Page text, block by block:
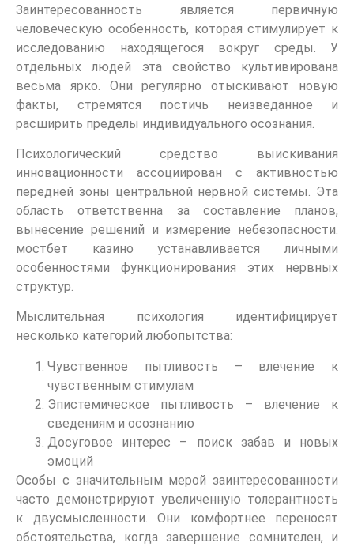
Заинтересованность является первичную
человеческую особенность, которая стимулирует к
исследованию находящегося вокруг среды. У
отдельных людей эта свойство культивирована
весьма ярко. Они регулярно отыскивают новую
факты, стремятся постичь неизведанное и
расширить пределы индивидуального осознания.
Психологический средство выискивания
инновационности ассоциирован с активностью
передней зоны центральной нервной системы. Эта
область ответственна за составление планов,
вынесение решений и измерение небезопасности.
мостбет казино устанавливается личными
особенностями функционирования этих нервных
структур.
Мыслительная психология идентифицирует
несколько категорий любопытства:
Чувственное пытливость – влечение к
чувственным стимулам
Эпистемическое пытливость – влечение к
сведениям и осознанию
Досуговое интерес – поиск забав и новых
эмоций
Особы с значительным мерой заинтересованности
часто демонстрируют увеличенную толерантность
к двусмысленности. Они комфортнее переносят
обстоятельства, когда завершение сомнителен, и